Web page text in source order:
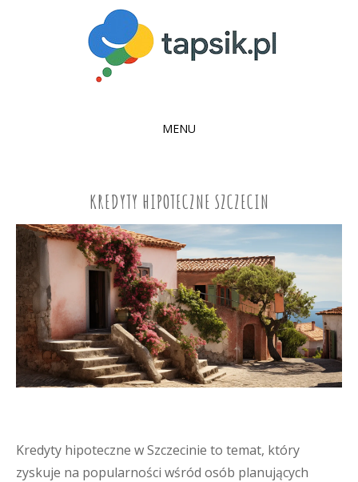
MENU
KREDYTY HIPOTECZNE SZCZECIN
Kredyty hipoteczne w Szczecinie to temat, który
zyskuje na popularności wśród osób planujących